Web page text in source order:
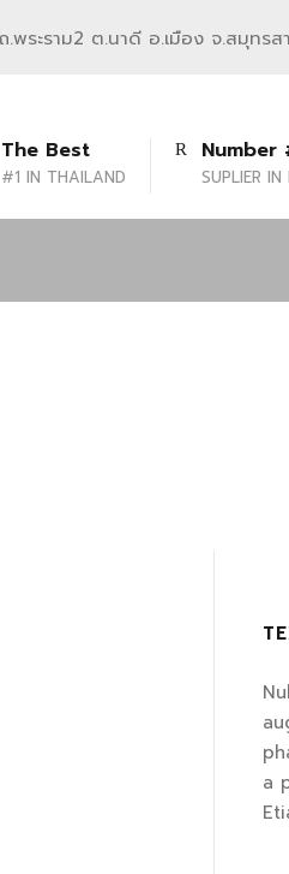
พระราม2 ต.นาดี อ.เมือง จ.สมุทรส
The Best
#1 IN THAILAND
Number
SUPLIER IN
a